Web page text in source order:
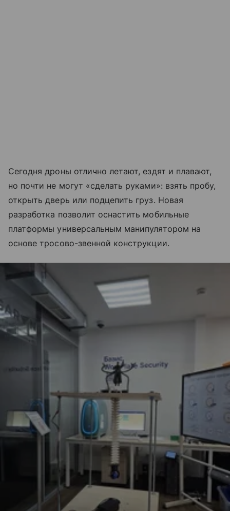
Сегодня дроны отлично летают, ездят и плавают,
но почти не могут «сделать руками»: взять пробу,
открыть дверь или подцепить груз. Новая
разработка позволит оснастить мобильные
платформы универсальным манипулятором на
основе тросово-звенной конструкции.